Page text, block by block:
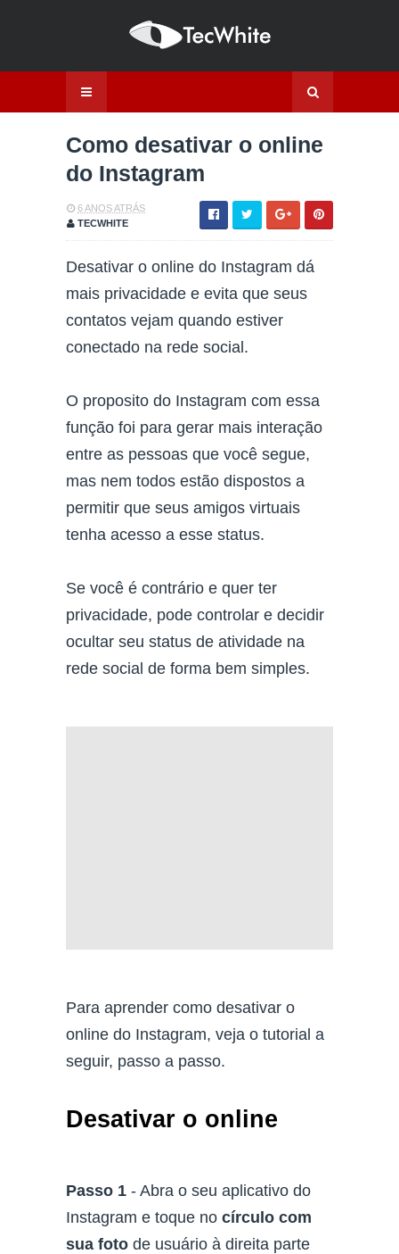
Como desativar o online
do Instagram
6 ANOS ATRÁS
TECWHITE
Desativar o online do Instagram dá
mais privacidade e evita que seus
contatos vejam quando estiver
conectado na rede social.
O proposito do Instagram com essa
função foi para gerar mais interação
entre as pessoas que você segue,
mas nem todos estão dispostos a
permitir que seus amigos virtuais
tenha acesso a esse status.
Se você é contrário e quer ter
privacidade, pode controlar e decidir
ocultar seu status de atividade na
rede social de forma bem simples.
Para aprender como desativar o
online do Instagram, veja o tutorial a
seguir, passo a passo.
Desativar o online
Passo 1 - Abra o seu aplicativo do
Instagram e toque no círculo com
sua foto de usuário à direita parte